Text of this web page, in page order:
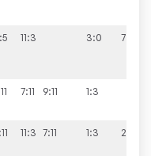
11:3 3:0 7:3
7:11 9:11 1:3
11:3 7:11 1:3 2:8